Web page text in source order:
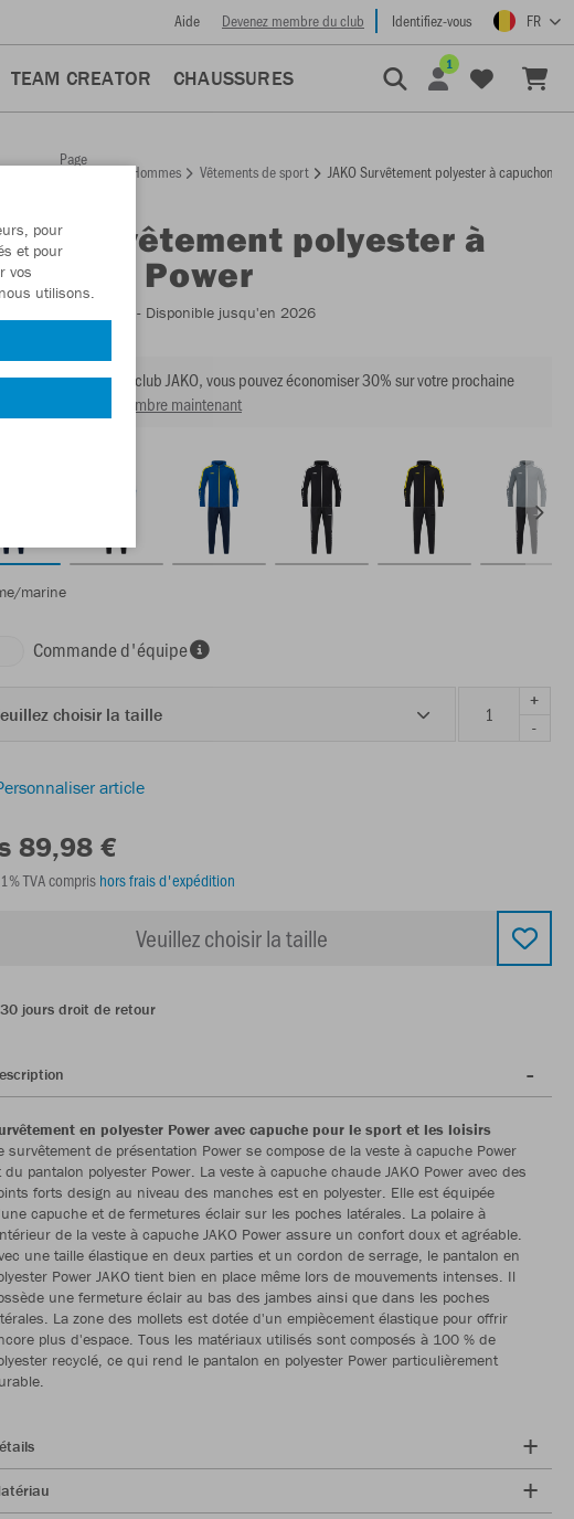
Aide Devenez membre du club Identifiez-vous FR
TEAM CREATOR CHAUSSURES
1
Page
Hommes Vêtements de sport JAKO Survêtement polyester à capuchon
Survêtement polyester à
Power
- Disponible jusqu'en 2026
tant que membre du club JAKO, vous pouvez économiser 30% sur votre prochaine
Devenir membre maintenant
marine
Commande d'équipe
choisir la taille
+
-
article
89,98 €
TVA compris hors frais d'expédition
Veuillez choisir la taille
30 jours droit de retour
en polyester Power avec capuche pour le sport et les loisirs
survêtement de présentation Power se compose de la veste à capuche Power
du pantalon polyester Power. La veste à capuche chaude JAKO Power avec des
forts design au niveau des manches est en polyester. Elle est équipée
capuche et de fermetures éclair sur les poches latérales. La polaire à
de la veste à capuche JAKO Power assure un confort doux et agréable.
une taille élastique en deux parties et un cordon de serrage, le pantalon en
Power JAKO tient bien en place même lors de mouvements intenses. Il
une fermeture éclair au bas des jambes ainsi que dans les poches
La zone des mollets est dotée d'un empiècement élastique pour offrir
plus d'espace. Tous les matériaux utilisés sont composés à 100 % de
recyclé, ce qui rend le pantalon en polyester Power particulièrement
pour
et pour
vos
utilisons.